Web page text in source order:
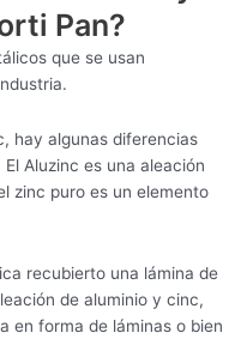
Pan?
que se usan
hay algunas diferencias
Aluzinc es una aleación
zinc puro es un elemento
recubierto una lámina de
de aluminio y cinc,
en forma de láminas o bien